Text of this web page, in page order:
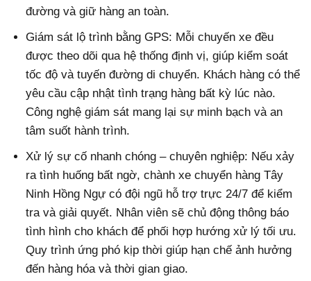
đường và giữ hàng an toàn.
Giám sát lộ trình bằng GPS: Mỗi chuyến xe đều
được theo dõi qua hệ thống định vị, giúp kiểm soát
tốc độ và tuyến đường di chuyển. Khách hàng có thể
yêu cầu cập nhật tình trạng hàng bất kỳ lúc nào.
Công nghệ giám sát mang lại sự minh bạch và an
tâm suốt hành trình.
Xử lý sự cố nhanh chóng – chuyên nghiệp: Nếu xảy
ra tình huống bất ngờ, chành xe chuyển hàng Tây
Ninh Hồng Ngự có đội ngũ hỗ trợ trực 24/7 để kiểm
tra và giải quyết. Nhân viên sẽ chủ động thông báo
tình hình cho khách để phối hợp hướng xử lý tối ưu.
Quy trình ứng phó kịp thời giúp hạn chế ảnh hưởng
đến hàng hóa và thời gian giao.